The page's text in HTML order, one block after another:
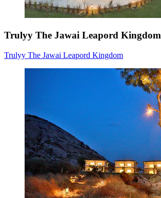
Trulyy The Jawai Leapord Kingdom
Trulyy The Jawai Leapord Kingdom